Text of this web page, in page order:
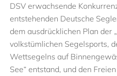
DSV erwachsende
entstehenden Deutsche
dem ausdrücklichen Plan der
volkstümlichen Segelsports,
Wettsegelns auf
See“ entstand, und den